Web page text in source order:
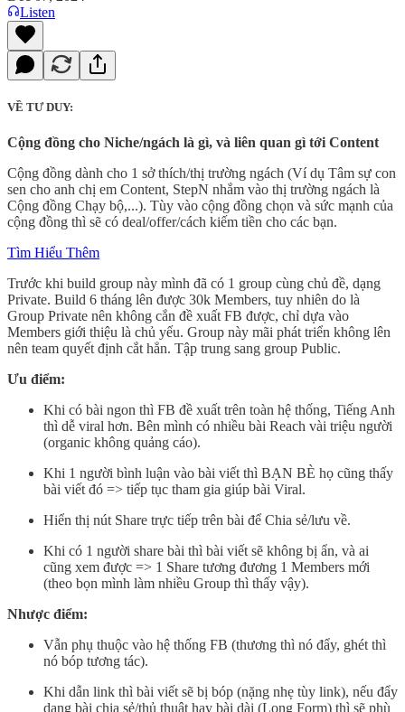
Listen
VỀ TƯ DUY:
Cộng đồng cho Niche/ngách là gì, và liên quan gì tới Content
Cộng đồng dành cho 1 sở thích/thị trường ngách (Ví dụ Tâm sự con
sen cho anh chị em Content, StepN nhắm vào thị trường ngách là
Cộng đồng Chạy bộ,...). Tùy vào cộng đồng chọn và sức mạnh của
cộng đồng thì sẽ có deal/offer/cách kiếm tiền cho các bạn.
Tìm Hiểu Thêm
Trước khi build group này mình đã có 1 group cùng chủ đề, dạng
Private. Build 6 tháng lên được 30k Members, tuy nhiên do là
Group Private nên không cắn đề xuất FB được, chỉ dựa vào
Members giới thiệu là chủ yếu. Group này mãi phát triển không lên
nên team quyết định cắt hẳn. Tập trung sang group Public.
Ưu điểm:
Khi có bài ngon thì FB đề xuất trên toàn hệ thống, Tiếng Anh
thì dễ viral hơn. Bên mình có nhiều bài Reach vài triệu người
(organic không quảng cáo).
Khi 1 người bình luận vào bài viết thì BẠN BÈ họ cũng thấy
bài viết đó => tiếp tục tham gia giúp bài Viral.
Hiển thị nút Share trực tiếp trên bài để Chia sẻ/lưu về.
Khi có 1 người share bài thì bài viết sẽ không bị ẩn, và ai
cũng xem được => 1 Share tương đương 1 Members mới
(theo bọn mình làm nhiều Group thì thấy vậy).
Nhược điểm:
Vẫn phụ thuộc vào hệ thống FB (thương thì nó đẩy, ghét thì
nó bóp tương tác).
Khi dẫn link thì bài viết sẽ bị bóp (nặng nhẹ tùy link), nếu đẩy
dạng bài chia sẻ/thủ thuật hay bài dài (Long Form) thì sẽ phù